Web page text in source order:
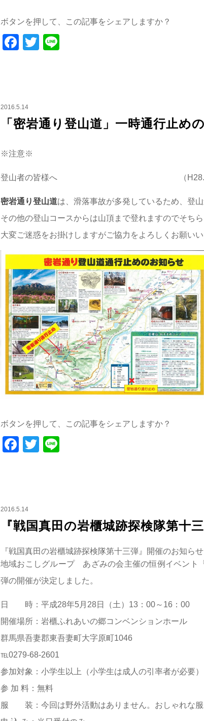
ボタンを押して、この記事をシェアしますか？
Facebook
Twitter
2016.5.14
「密岩通り登山道」一時通行止め
※注意※
登山者の皆様へ （
密岩通り登山道は、滑落事故が多発しているため、登
その他の登山コースからは山頂まで登れますのでそちら
大変ご迷惑をお掛けしますがご協力をよろしくお願いい
ボタンを押して、この記事をシェアしますか？
Facebook
Twitter
2016.5.14
『戦国真田の岩櫃城跡探検隊第十
『戦国真田の岩櫃城跡探検隊第十三弾』開催のお知らせ
地域おこしグループ あざみの会主催の恒例イベント
弾の開催が決定しました。
日 時：平成28年5月28日（土）13：00～16：00
開催場所：岩櫃ふれあいの郷コンベンションホール
群馬県吾妻郡東吾妻町大字原町1046
℡0279-68-2601
参加対象：小学生以上（小学生は成人の引率者が必要）
参 加 料：無料
服 装：今回は野外活動はありません。おしゃれな服